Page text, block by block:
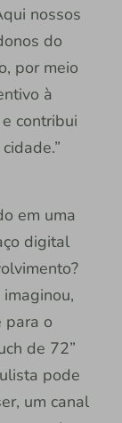
nossos
do
por meio
à
contribui
em uma
digital
para o
de 72”
pode
um canal